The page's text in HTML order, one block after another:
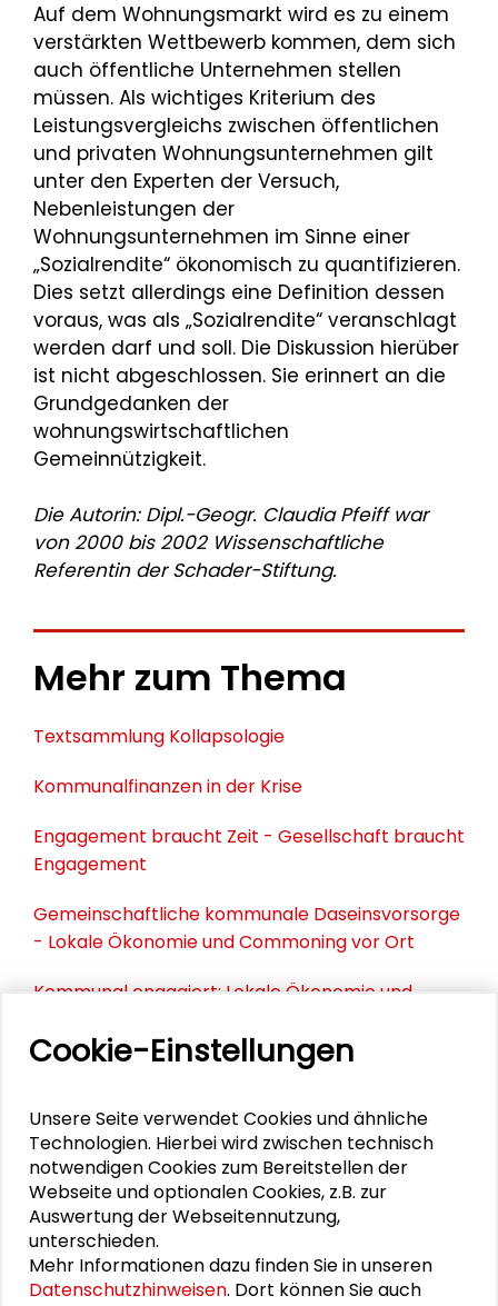
Auf dem Wohnungsmarkt wird es zu einem
verstärkten Wettbewerb kommen, dem sich
auch öffentliche Unternehmen stellen
müssen. Als wichtiges Kriterium des
Leistungsvergleichs zwischen öffentlichen
und privaten Wohnungsunternehmen gilt
unter den Experten der Versuch,
Nebenleistungen der
Wohnungsunternehmen im Sinne einer
„Sozialrendite“ ökonomisch zu quantifizieren.
Dies setzt allerdings eine Definition dessen
voraus, was als „Sozialrendite“ veranschlagt
werden darf und soll. Die Diskussion hierüber
ist nicht abgeschlossen. Sie erinnert an die
Grundgedanken der
wohnungswirtschaftlichen
Gemeinnützigkeit.
Die Autorin: Dipl.-Geogr. Claudia Pfeiff war
von 2000 bis 2002 Wissenschaftliche
Referentin der Schader-Stiftung.
Mehr zum Thema
Textsammlung Kollapsologie
Kommunalfinanzen in der Krise
Engagement braucht Zeit - Gesellschaft braucht
Engagement
Gemeinschaftliche kommunale Daseinsvorsorge
- Lokale Ökonomie und Commoning vor Ort
Kommunal engagiert: Lokale Ökonomie und
PUBLIKATIONEN
Die Zukunft der Daseinsvorsorge.
Öffentliche Unternehmen im Wettbewerb
Öffentliche Daseinsvorsorge – Problem
Cookie-Einstellungen
Unsere Seite verwendet Cookies und ähnliche
Technologien. Hierbei wird zwischen technisch
notwendigen Cookies zum Bereitstellen der
Webseite und optionalen Cookies, z.B. zur
Auswertung der Webseitennutzung,
unterschieden.
Mehr Informationen dazu finden Sie in unseren
Datenschutzhinweisen. Dort können Sie auch